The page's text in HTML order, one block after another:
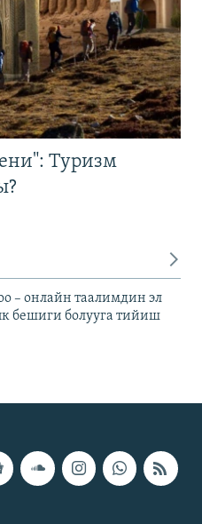
Туризм
– онлайн таалимдин эл
бешиги болууга тийиш